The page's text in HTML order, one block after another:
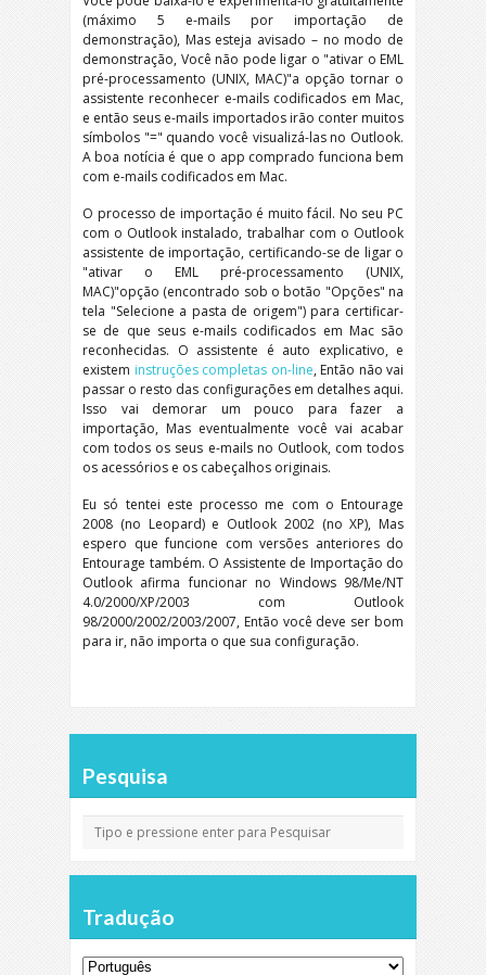
(máximo 5 e-mails por importação de
demonstração), Mas esteja avisado – no modo de
demonstração, Você não pode ligar o "ativar o EML
pré-processamento (UNIX, MAC)"a opção tornar o
assistente reconhecer e-mails codificados em Mac,
e então seus e-mails importados irão conter muitos
símbolos "=" quando você visualizá-las no Outlook.
A boa notícia é que o app comprado funciona bem
com e-mails codificados em Mac.
O processo de importação é muito fácil. No seu PC
com o Outlook instalado, trabalhar com o Outlook
assistente de importação, certificando-se de ligar o
"ativar o EML pré-processamento (UNIX,
MAC)"opção (encontrado sob o botão "Opções" na
tela "Selecione a pasta de origem") para certificar-
se de que seus e-mails codificados em Mac são
reconhecidas. O assistente é auto explicativo, e
existem instruções completas on-line, Então não vai
passar o resto das configurações em detalhes aqui.
Isso vai demorar um pouco para fazer a
importação, Mas eventualmente você vai acabar
com todos os seus e-mails no Outlook, com todos
os acessórios e os cabeçalhos originais.
Eu só tentei este processo me com o Entourage
2008 (no Leopard) e Outlook 2002 (no XP), Mas
espero que funcione com versões anteriores do
Entourage também. O Assistente de Importação do
Outlook afirma funcionar no Windows 98/Me/NT
4.0/2000/XP/2003 com Outlook
98/2000/2002/2003/2007, Então você deve ser bom
para ir, não importa o que sua configuração.
Pesquisa
Tradução